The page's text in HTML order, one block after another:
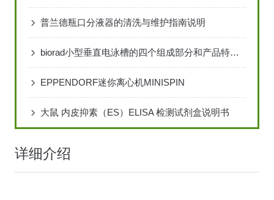
普兰德瓶口分液器的清洗与维护指南说明
biorad小型垂直电泳槽的四个组成部分和产品特点说明
EPPENDORF迷你离心机MINISPIN
大鼠 内皮抑素（ES）ELISA 检测试剂盒说明书
详细介绍